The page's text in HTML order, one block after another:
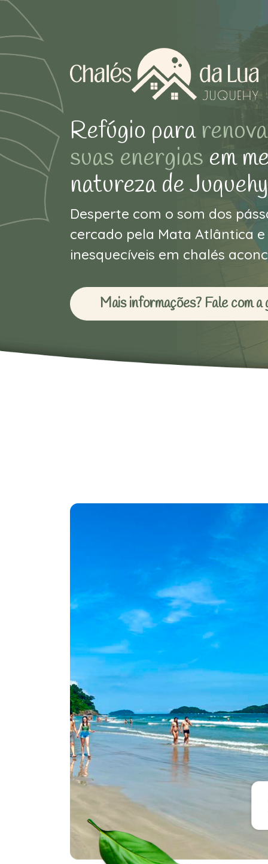
Refúgio para
suas energias em
natureza de
Desperte com o som dos
cercado pela Mata Atlântica
inesquecíveis em chalés
Mais informações? Fale com a